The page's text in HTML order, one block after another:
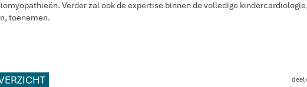
Verder zal ook de expertise binnen de volledige
toenemen.
deel